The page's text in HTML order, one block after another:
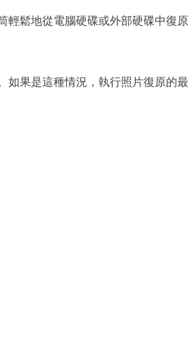
輕鬆地從電腦硬碟或外部硬碟中復原
如果是這種情況，執行照片復原的最